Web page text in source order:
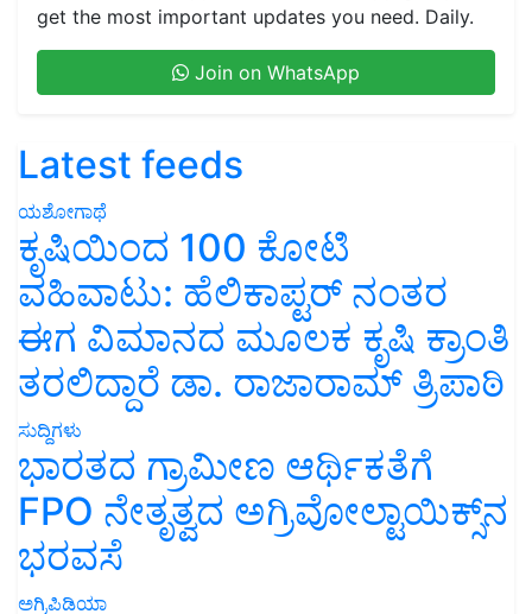
get the most important updates you need. Daily.
Join on WhatsApp
Latest feeds
ಯಶೋಗಾಥೆ
ಕೃಷಿಯಿಂದ 100 ಕೋಟಿ
ವಹಿವಾಟು: ಹೆಲಿಕಾಪ್ಟರ್ ನಂತರ
ಈಗ ವಿಮಾನದ ಮೂಲಕ ಕೃಷಿ ಕ್ರಾಂತಿ
ತರಲಿದ್ದಾರೆ ಡಾ. ರಾಜಾರಾಮ್ ತ್ರಿಪಾಠಿ
ಸುದ್ದಿಗಳು
ಭಾರತದ ಗ್ರಾಮೀಣ ಆರ್ಥಿಕತೆಗೆ
FPO ನೇತೃತ್ವದ ಅಗ್ರಿವೋಲ್ಟಾಯಿಕ್ಸ್‌ನ
ಭರವಸೆ
ಅಗ್ರಿಪಿಡಿಯಾ